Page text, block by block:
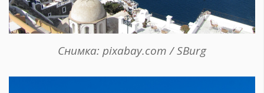
Снимка: pixabay.com / SBurg